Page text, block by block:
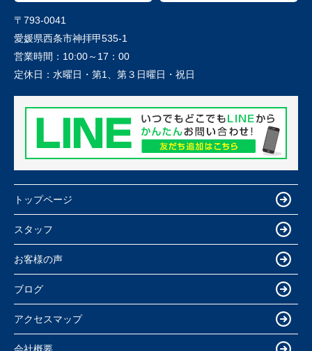
〒793-0041
愛媛県西条市神拝甲535-1
営業時間： 10:00～17：00
定休日： 水曜日・第1、第３日曜日・祝日
トップページ
スタッフ
お客様の声
ブログ
アクセスマップ